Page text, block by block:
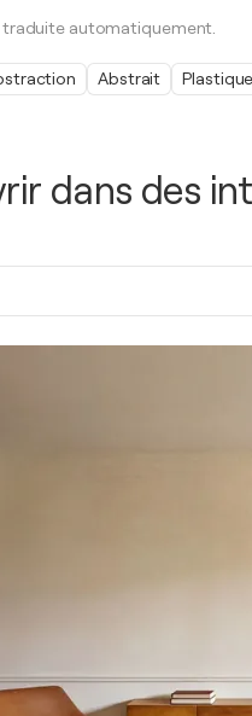
dans des
automatiquement.
Abstrait Plastique